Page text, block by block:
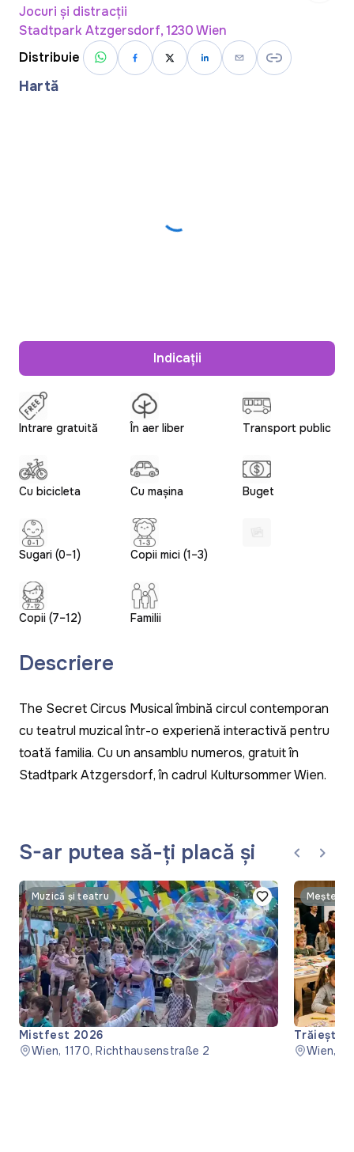
Intrare gratuită În aer liber Transport public
Cu bicicleta Cu mașina Buget
Sugari (0–1) Copii mici (1–3)
Copii (7–12) Familii
Descriere
The Secret Circus Musicalîmbină circul contemporan
cu teatrul muzical într-o experiență interactivă pentru
toată familia. Cu un ansamblu numeros, gratuit în
Stadtpark Atzgersdorf, în cadrul Kultursommer Wien.
Jocuri și distracții
Stadtpark Atzgersdorf, 1230 Wien
Distribuie
Hartă
Indicații
S-ar putea să-ți placă și
Muzică și teatru
Mistfest 2026
Wien, 1170, Richthausenstraße 2
Trăiește
Wien,